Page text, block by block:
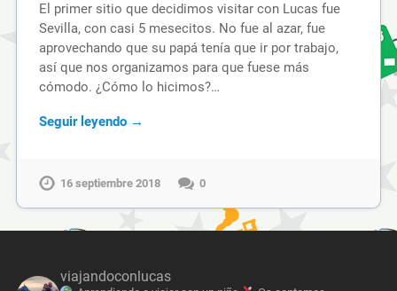
El primer sitio que decidimos visitar con Lucas fue
Sevilla, con casi 5 mesecitos. No fue al azar, fue
aprovechando que su papá tenía que ir por trabajo,
así que nos organizamos para que fuese más
cómodo. ¿Cómo lo hicimos?…
Seguir leyendo →
16 septiembre 2018 0
viajandoconlucas